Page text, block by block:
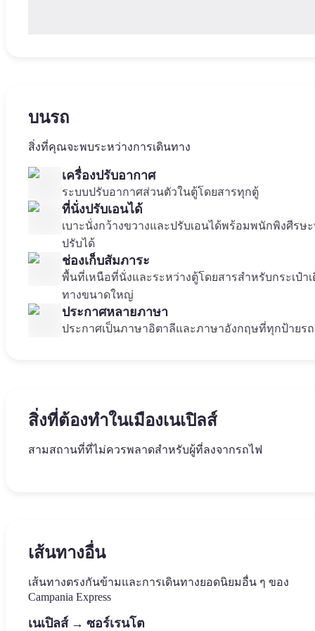
บนรถ
สิ่งที่คุณจะพบระหว่างการเดินทาง
เครื่องปรับอากาศ
ระบบปรับอากาศส่วนตัวในตู้โดยสารทุกตู้
ที่นั่งปรับเอนได้
เบาะนั่งกว้างขวางและปรับเอนได้พร้อมพนักพิงศีรษ
ปรับได้
ช่องเก็บสัมภาระ
พื้นที่เหนือที่นั่งและระหว่างตู้โดยสารสำหรับกระเป๋า
ทางขนาดใหญ่
ประกาศหลายภาษา
ประกาศเป็นภาษาอิตาลีและภาษาอังกฤษที่ทุกป้ายรถ
สิ่งที่ต้องทำในเมืองเนเปิลส์
สามสถานที่ที่ไม่ควรพลาดสำหรับผู้ที่ลงจากรถไฟ
Spaccanapoli
Castel dell'Ovo
Museo Archeologico Nazionale
เส้นทางอื่น
เส้นทางตรงกันข้ามและการเดินทางยอดนิยมอื่น ๆ ของ
Campania Express
เนเปิลส์ → ซอร์เรนโต